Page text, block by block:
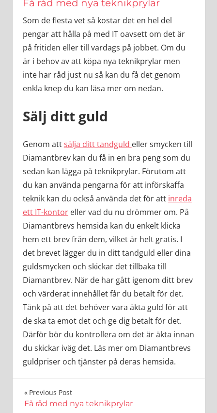
Få råd med nya teknikprylar
Som de flesta vet så kostar det en hel del
pengar att hålla på med IT oavsett om det är
på fritiden eller till vardags på jobbet. Om du
är i behov av att köpa nya teknikprylar men
inte har råd just nu så kan du få det genom
enkla knep du kan läsa mer om nedan.
Sälj ditt guld
Genom attsälja ditt tandguld eller smycken till
Diamantbrev kan du få in en bra peng som du
sedan kan lägga på teknikprylar. Förutom att
du kan använda pengarna för att införskaffa
teknik kan du också använda det för att inreda
ett IT-kontoreller vad du nu drömmer om. På
Diamantbrevs hemsida kan du enkelt klicka
hem ett brev från dem, vilket är helt gratis. I
det brevet lägger du in ditt tandguld eller dina
guldsmycken och skickar det tillbaka till
Diamantbrev. När de har gått igenom ditt brev
och värderat innehållet får du betalt för det.
Tänk på att det behöver vara äkta guld för att
de ska ta emot det och ge dig betalt för det.
Därför bör du kontrollera om det är äkta innan
du skickar iväg det. Läs mer om Diamantbrevs
guldpriser och tjänster på deras hemsida.
Inläggsnavigering
Previous Post
Få råd med nya teknikprylar